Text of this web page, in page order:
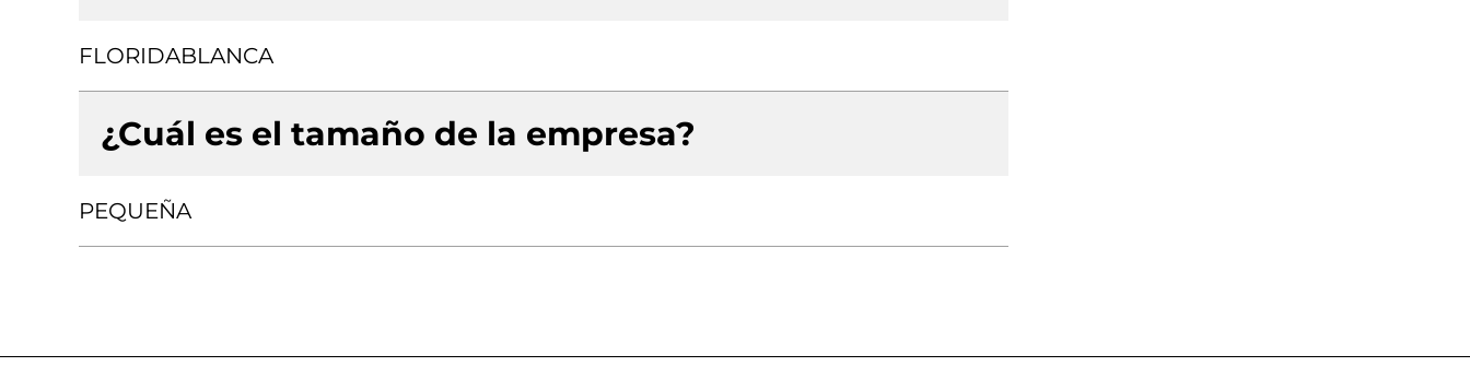
FLORIDABLANCA
¿Cuál es el tamaño de la empresa?
PEQUEÑA